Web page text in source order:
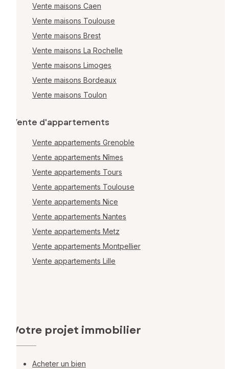
Vente maisons Caen
Vente maisons Toulouse
Vente maisons Brest
Vente maisons La Rochelle
Vente maisons Limoges
Vente maisons Bordeaux
Vente maisons Toulon
Vente d'appartements
Vente appartements Grenoble
Vente appartements Nîmes
Vente appartements Tours
Vente appartements Toulouse
Vente appartements Nice
Vente appartements Nantes
Vente appartements Metz
Vente appartements Montpellier
Vente appartements Lille
Votre projet immobilier
Acheter un bien